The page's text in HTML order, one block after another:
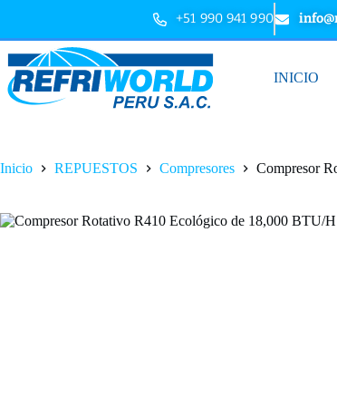
+51 990 941 990
INICIO
Inicio REPUESTOS Compresores Compresor